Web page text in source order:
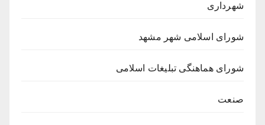
شهرداری
شورای اسلامی شهر مشهد
شورای هماهنگی تبلیغات اسلامی
صنعت